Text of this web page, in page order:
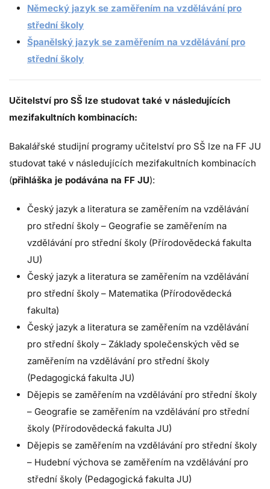
Německý jazyk se zaměřením na vzdělávání pro
střední školy
Španělský jazyk se zaměřením na vzdělávání pro
střední školy
Učitelství pro SŠ lze studovat také v následujících
mezifakultních kombinacích:
Bakalářské studijní programy učitelství pro SŠ lze na FF JU
studovat také v následujících mezifakultních kombinacích
(přihláška je podávána na FF JU):
Český jazyk a literatura se zaměřením na vzdělávání
pro střední školy – Geografie se zaměřením na
vzdělávání pro střední školy (Přírodovědecká fakulta
JU)
Český jazyk a literatura se zaměřením na vzdělávání
pro střední školy – Matematika (Přírodovědecká
fakulta)
Český jazyk a literatura se zaměřením na vzdělávání
pro střední školy – Základy společenských věd se
zaměřením na vzdělávání pro střední školy
(Pedagogická fakulta JU)
Dějepis se zaměřením na vzdělávání pro střední školy
– Geografie se zaměřením na vzdělávání pro střední
školy (Přírodovědecká fakulta JU)
Dějepis se zaměřením na vzdělávání pro střední školy
– Hudební výchova se zaměřením na vzdělávání pro
střední školy (Pedagogická fakulta JU)